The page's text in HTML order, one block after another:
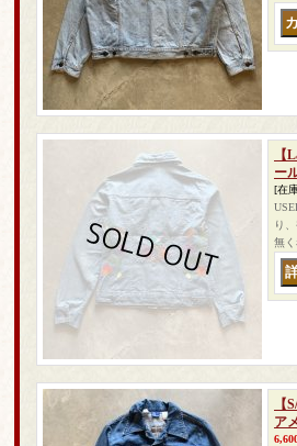
【
ー
[在
り
無く
【
ア